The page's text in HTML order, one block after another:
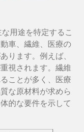
用途を特定するこ
車、繊維、医療の
ります。例えば、
視されます。繊維
ことが多く、医療
な原材料が求めら
的な要件を示して